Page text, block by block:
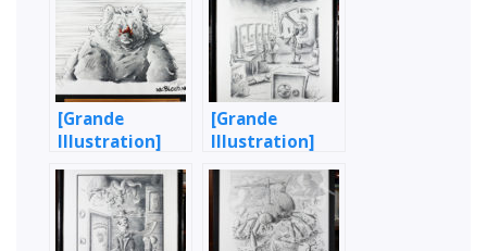
[Grande
Illustration]
L’Ours & le
poisson rouge
[Grande
Illustration]
Banquier